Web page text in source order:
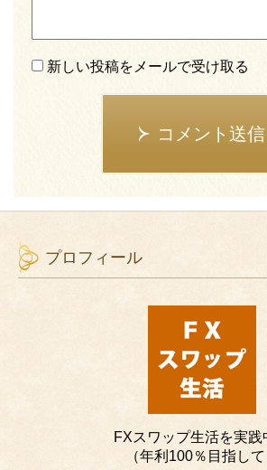
新しい投稿をメールで受け取る
コメント送信
プロフィール
FXスワップ生活を実践
（年利100％目指して